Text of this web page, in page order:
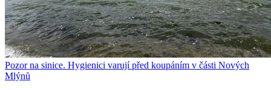
Pozor na sinice. Hygienici varují před koupáním v části Nových
Mlýnů